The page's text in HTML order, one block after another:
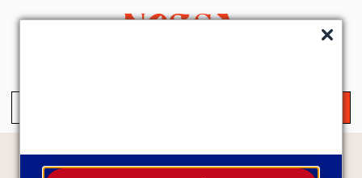
Temas